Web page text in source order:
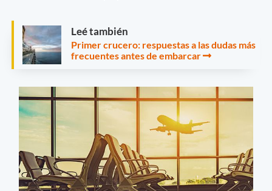
Leé también
Primer crucero: respuestas a las dudas más
frecuentes antes de embarcar